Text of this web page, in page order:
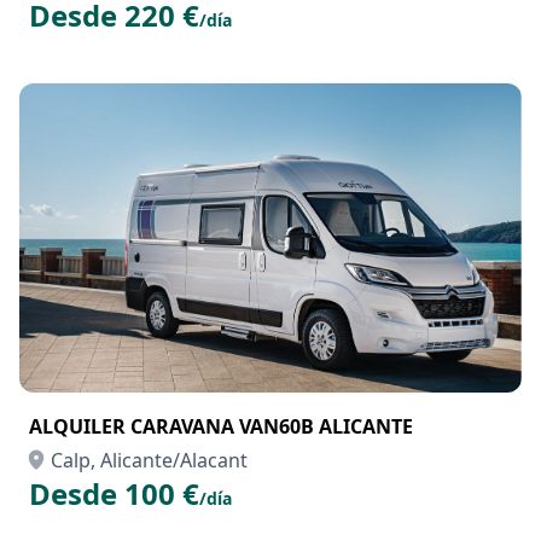
Desde 220 €/día
ALQUILER CARAVANA VAN60B ALICANTE
Calp, Alicante/Alacant
Desde 100 €/día